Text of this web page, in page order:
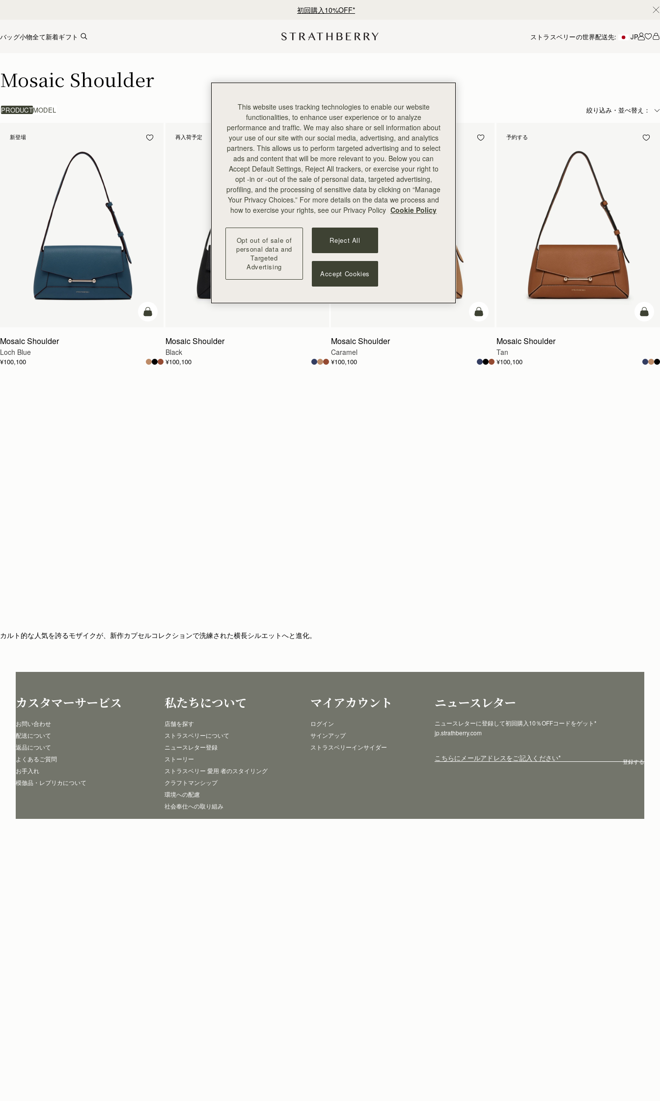
初回購入10%OFF*
バッグ小物全て新着ギフト ストラスベリーの世界配送先: JP アカ
Mosaic Shoulder
PRODUCTMODEL 絞り込み・並べ替え：
4点のアイテム
新登場
カートに追加
Mosaic Shoulder
Loch Blue
¥100,100
再入荷予定
Mosaic Shoulder
Black
¥100,100
予約する
予約する
Mosaic Shoulder
Caramel
¥100,100
予約する
予約
Mosaic Shoulder
Tan
¥100,100
カルト的な人気を誇るモザイクが、新作カプセルコレクションで洗練された横長シルエットへと進化。
カスタマーサービス
お問い合わせ
配送について
返品について
よくあるご質問
お手入れ
模倣品・レプリカについて
私たちについて
店舗を探す
ストラスベリーについて
ニュースレター登録
ストーリー
ストラスベリー 愛用 者のスタイリング
クラフトマンシップ
環境への配慮
社会奉仕への取り組み
マイアカウント
ログイン
サインアップ
ストラスベリーインサイダー
ニュースレター
ニュースレターに登録して初回購入10％OFFコードをゲット*
jp.strathberry.com
こちらにメールアドレスをご記入ください* 登録する
This website uses tracking technologies to enable our website
functionalities, to enhance user experience or to analyze
performance and traffic. We may also share or sell information about
your use of our site with our social media, advertising, and analytics
partners. This allows us to perform targeted advertising and to select
ads and content that will be more relevant to you. Below you can
Accept Default Settings, Reject All trackers, or exercise your right to
opt -in or -out of the sale of personal data, targeted advertising,
profiling, and the processing of sensitive data by clicking on “Manage
Your Privacy Choices.” For more details on the data we process and
how to exercise your rights, see our Privacy Policy Cookie Policy
Opt out of sale of
personal data and
Targeted
Advertising
Reject All
Accept Cookies